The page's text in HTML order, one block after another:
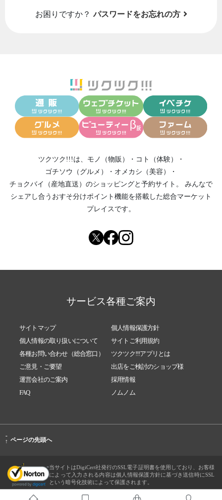
お困りですか？ パスワードをお忘れの方
ツクツク!!!は、 モノ（物販） ・ コト（体験）
・
ゴチソウ（グルメ）
・ オメカシ（美容）
・
チョクバイ（産地直送） のショッピングと予約サイト。
みんなで
シェアし合う おすそ分けポイント機能を搭載した総合マーケット
プレイスです。
サービス各種ご案内
サイトマップ
個人情報保護方針
個人情報の取り扱いについて
サイトご利用規約
各種お問い合わせ（総合窓口）
ツクツク!!!アプリとは
ご意見・ご要望
出店をご検討のショップ様
運営会社のご案内
採用情報
FAQ
ノムノム
-
↑ ページの先頭へ
当サイトはDigiCert社発行のSSL電子証明書を使用しており、お客様
によって入力される内容は個人情報保護方針に基づき送信時にSSL
という暗号化技術によって保護されます。